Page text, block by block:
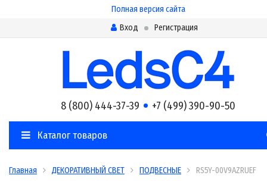
Полная версия сайта
Вход
Регистрация
8 (800) 444-37-39 +7 (499) 390-90-50
Каталог товаров
Главная ДЕКОРАТИВНЫЙ СВЕТ ПОДВЕСНЫЕ RS5Y-00V9AZRUEF